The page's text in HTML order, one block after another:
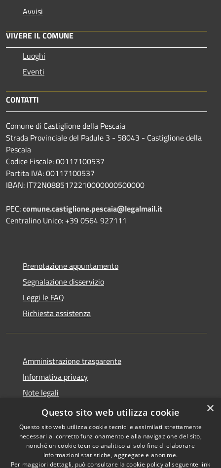
Avvisi
VIVERE IL COMUNE
Luoghi
Eventi
CONTATTI
Comune di Castiglione della Pescaia
Strada Provinciale del Padule 3 - 58043 - Castiglione della
Pescaia
Codice Fiscale: 00117100537
Partita IVA: 00117100537
IBAN: IT72N0885172210000000500000
PEC:comune.castiglione.pescaia@legalmail.it
Centralino Unico: +39 0564 927111
Prenotazione appuntamento
Segnalazione disservizio
Leggi le FAQ
Richiesta assistenza
Amministrazione trasparente
Informativa privacy
Note legali
Dichiarazione di accessibilità
Copyright © 2026 • Comune di
×
Questo sito web utilizza cookie
Questo sito web utilizza cookie tecnici e assimilati strettamente
necessari al corretto funzionamento e alla navigazione del sito,
nonché un cookie tecnico analitico al solo fine di elaborare
informazioni statistiche, aggregate e anonime.
Per maggiori dettagli, può consultare la cookie policy al seguente link